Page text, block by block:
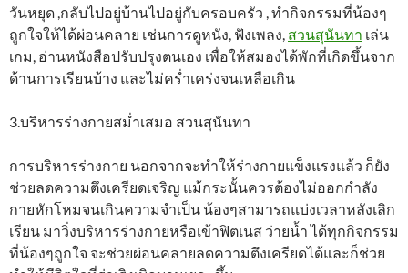
วันหยุด ,กลับไปอยู่บ้านไปอยู่กับครอบครัว , ทำกิจกรรมที่น้องๆ
ถูกใจให้ได้ผ่อนคลาย เช่นการดูหนัง, ฟังเพลง, สวนสุนันทา เล่น
เกม, อ่านหนังสือปรับปรุงตนเอง เพื่อให้สมองได้พักที่เกิดขึ้นจาก
ด้านการเรียนบ้าง และไม่คร่ำเคร่งจนเหลือเกิน
3.บริหารร่างกายสม่ำเสมอ สวนสุนันทา
การบริหารร่างกาย นอกจากจะทำให้ร่างกายแข็งแรงแล้ว ก็ยัง
ช่วยลดความตึงเครียดเจริญ แม้กระนั้นควรต้องไม่ออกกำลัง
กายหักโหมจนเกินความจำเป็น น้องๆสามารถแบ่งเวลาหลังเลิก
เรียน มาวิ่งบริหารร่างกายหรือเข้าฟิตเนส ว่ายน้ำ ได้ทุกกิจกรรม
ที่น้องๆถูกใจ จะช่วยผ่อนคลายลดความตึงเครียดได้และก็ช่วย